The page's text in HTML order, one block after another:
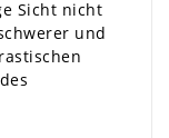
Sicht nicht
und